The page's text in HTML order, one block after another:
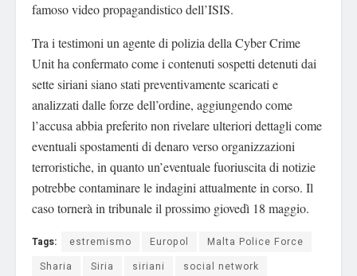
famoso video propagandistico dell’ISIS.
Tra i testimoni un agente di polizia della Cyber Crime
Unit ha confermato come i contenuti sospetti detenuti dai
sette siriani siano stati preventivamente scaricati e
analizzati dalle forze dell’ordine, aggiungendo come
l’accusa abbia preferito non rivelare ulteriori dettagli come
eventuali spostamenti di denaro verso organizzazioni
terroristiche, in quanto un’eventuale fuoriuscita di notizie
potrebbe contaminare le indagini attualmente in corso. Il
caso tornerà in tribunale il prossimo giovedì 18 maggio.
Tags: estremismo Europol
Malta Police Force
Sharia
Siria siriani
social network